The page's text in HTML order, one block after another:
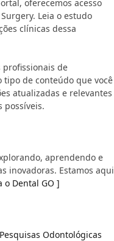
oferecemos acesso
Leia o estudo
clínicas dessa
profissionais de
tipo de conteúdo que você
atualizadas e relevantes
possíveis.
aprendendo e
inovadoras. Estamos aqui
o Dental GO ]
Odontológicas